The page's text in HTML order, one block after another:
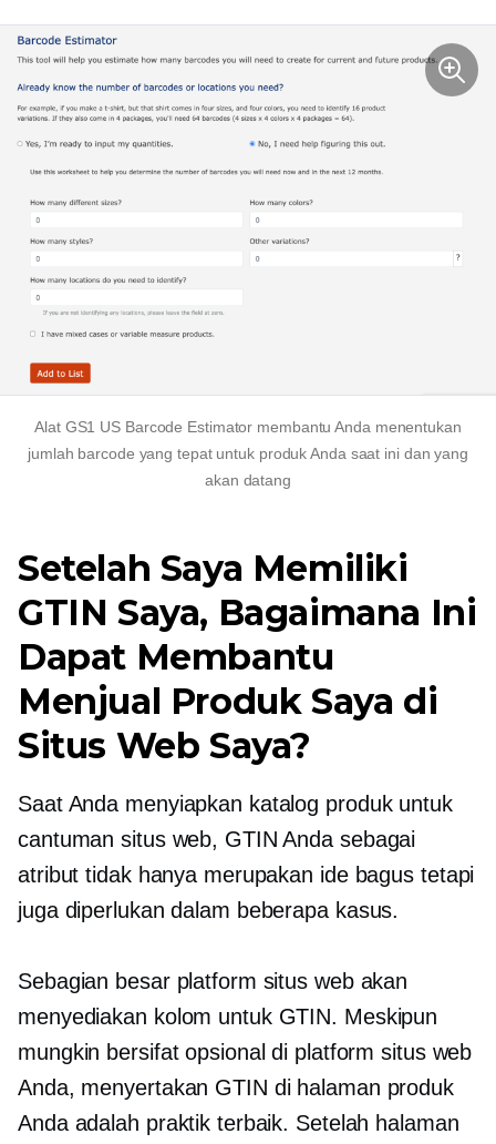
Alat GS1 US Barcode Estimator membantu Anda menentukan
jumlah barcode yang tepat untuk produk Anda saat ini dan yang
akan datang
Setelah Saya Memiliki
GTIN Saya, Bagaimana Ini
Dapat Membantu
Menjual Produk Saya di
Situs Web Saya?
Saat Anda menyiapkan katalog produk untuk
cantuman situs web, GTIN Anda sebagai
atribut tidak hanya merupakan ide bagus tetapi
juga diperlukan dalam beberapa kasus.
Sebagian besar platform situs web akan
menyediakan kolom untuk GTIN. Meskipun
mungkin bersifat opsional di platform situs web
Anda, menyertakan GTIN di halaman produk
Anda adalah praktik terbaik. Setelah halaman